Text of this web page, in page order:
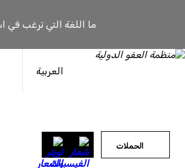
ما اللغة التي ترغب في
العربية
الحملات